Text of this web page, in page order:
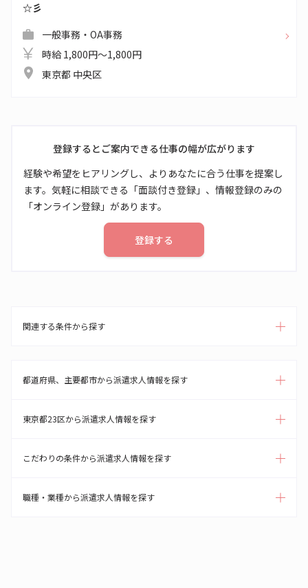
☆彡
一般事務・OA事務
時給 1,800円～1,800円
東京都 中央区
登録するとご案内できる仕事の幅が広がります
経験や希望をヒアリングし、よりあなたに合う仕事を提案し
ます。気軽に相談できる「面談付き登録」、情報登録のみの
「オンライン登録」があります。
登録する
関連する条件から探す
都道府県、主要都市から派遣求人情報を探す
東京都23区から派遣求人情報を探す
こだわりの条件から派遣求人情報を探す
職種・業種から派遣求人情報を探す